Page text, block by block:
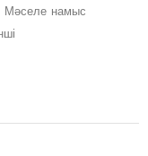
Мәселе намыс